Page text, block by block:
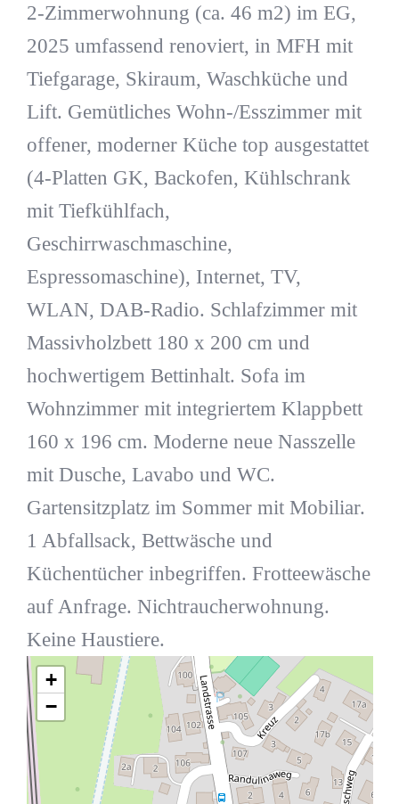
2-Zimmerwohnung (ca. 46 m2) im EG,
2025 umfassend renoviert, in MFH mit
Tiefgarage, Skiraum, Waschküche und
Lift. Gemütliches Wohn-/Esszimmer mit
offener, moderner Küche top ausgestattet
(4-Platten GK, Backofen, Kühlschrank
mit Tiefkühlfach,
Geschirrwaschmaschine,
Espressomaschine), Internet, TV,
WLAN, DAB-Radio. Schlafzimmer mit
Massivholzbett 180 x 200 cm und
hochwertigem Bettinhalt. Sofa im
Wohnzimmer mit integriertem Klappbett
160 x 196 cm. Moderne neue Nasszelle
mit Dusche, Lavabo und WC.
Gartensitzplatz im Sommer mit Mobiliar.
1 Abfallsack, Bettwäsche und
Küchentücher inbegriffen. Frotteewäsche
auf Anfrage. Nichtraucherwohnung.
Keine Haustiere.
+
−